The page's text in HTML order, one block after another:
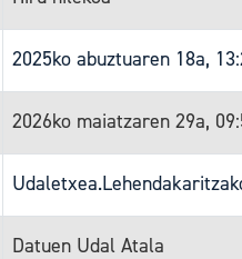
2025ko abuztuaren 18a,
2026ko maiatzaren 29a,
Datuen Udal Atala